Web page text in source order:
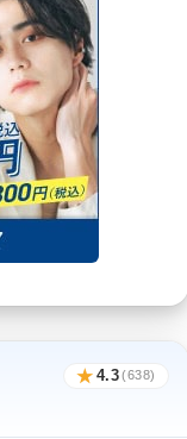
★ 4.3(638)